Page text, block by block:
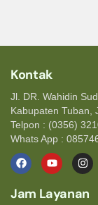
Kontak
Jl. DR. Wahidin
Kabupaten Tuban,
Telpon : (0356)
Whats App :
Jam Layanan